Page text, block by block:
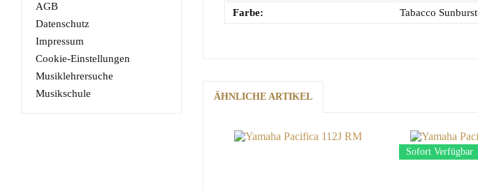
AGB
Datenschutz
Impressum
Cookie-Einstellungen
Musiklehrersuche
Musikschule
Farbe:
Tabacco Sunburst
ÄHNLICHE ARTIKEL
Sofort Verfügbar